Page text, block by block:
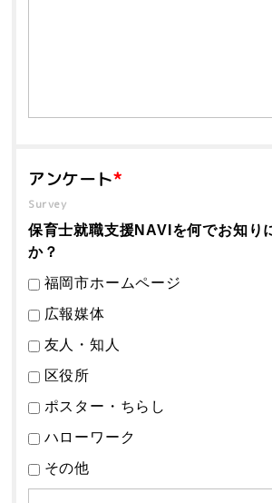
アンケート*
Survey
保育士就職支援NAVIを何でお知り
か？
福岡市ホームページ
広報媒体
友人・知人
区役所
ポスター・ちらし
ハローワーク
その他